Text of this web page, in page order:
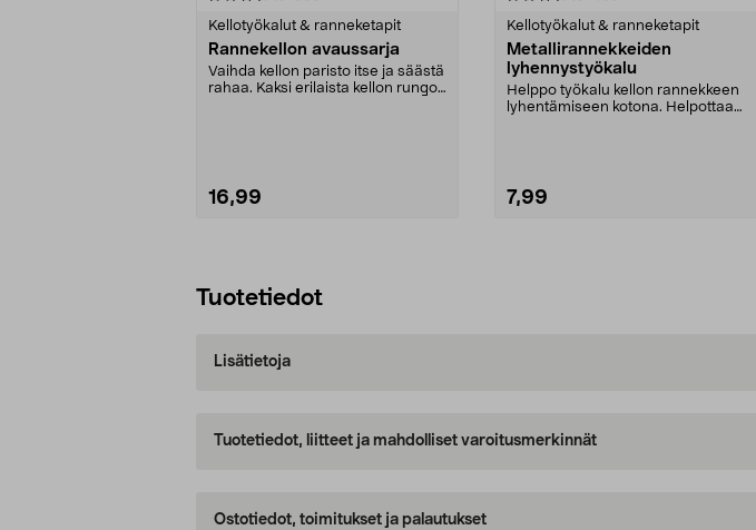
Kellotyökalut & ranneketapit
Rannekellon avaussarja
Vaihda kellon paristo itse ja säästä
rahaa. Kaksi erilaista kellon rungon
16,99
Kellotyökalut & ranneketapit
Metallirannekkeiden
lyhennystyökalu
Helppo työkalu kellon rannekkeen
lyhentämiseen kotona. Helpottaa
7,99
Tuotetiedot
Lisätietoja
Tuotetiedot, liitteet ja mahdolliset varoitusmerkinnät
Ostotiedot, toimitukset ja palautukset